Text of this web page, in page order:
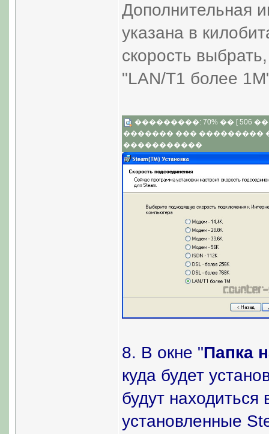
Дополнительная
указана в
скорость
"LAN/T1 более
���������: 70% �� [ 506 ��
������� ��� ���������
�����������
8. В окне "Папка
куда будет
будут
установленные